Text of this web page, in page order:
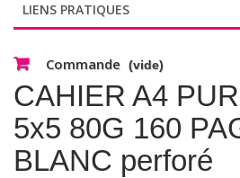
LIENS PRATIQUES
Commande (vide)
CAHIER A4
5x5 80G 160
BLANC perforé